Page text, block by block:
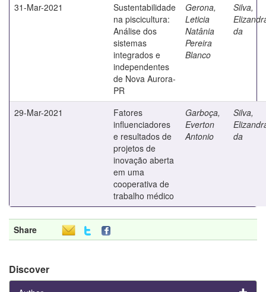
31-Mar-2021
Sustentabilidade
na piscicultura:
Análise dos
sistemas
integrados e
independentes
de Nova Aurora-
PR
Gerona,
Leticia
Natânia
Pereira
Blanco
Silva,
da
29-Mar-2021
Fatores
influenciadores
e resultados de
projetos de
inovação aberta
em uma
cooperativa de
trabalho médico
Garboça,
Everton
Antonio
Silva,
da
Share
Discover